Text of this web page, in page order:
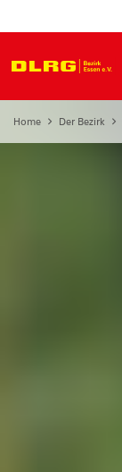
Home Der Bezirk